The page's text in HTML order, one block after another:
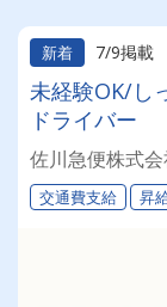
新着 7/9掲載
未経験OK/し
ドライバー
佐川急便株式
交通費支給 昇